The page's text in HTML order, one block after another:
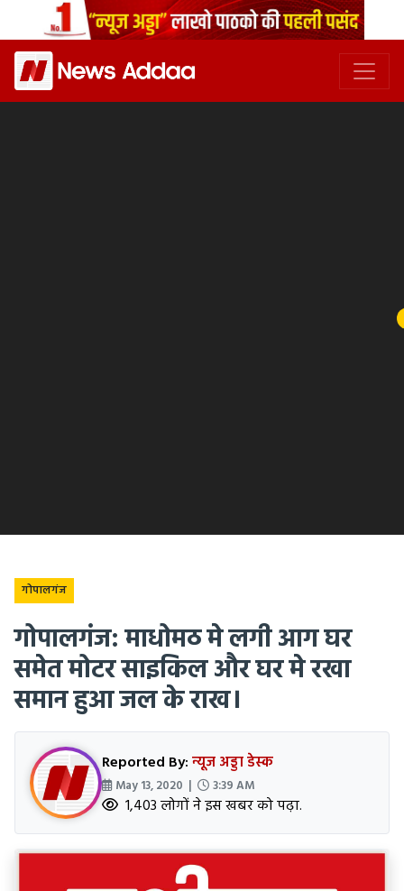
गोपालगंज
गोपालगंज: माधोमठ मे लगी आग घर
समेत मोटर साइकिल और घर मे रखा
समान हुआ जल के राख।
Reported By:न्यूज अड्डा डेस्क
May 13, 2020 | 3:39 AM
1,403 लोगों ने इस खबर को पढ़ा.